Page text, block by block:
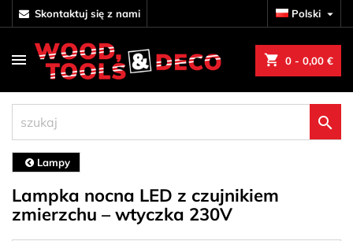
skontaktuj się z nami Polski 
shopping_cart 0 - 0,00 €

Lampy
Lampka nocna LED z czujnikiem
zmierzchu – wtyczka 230V